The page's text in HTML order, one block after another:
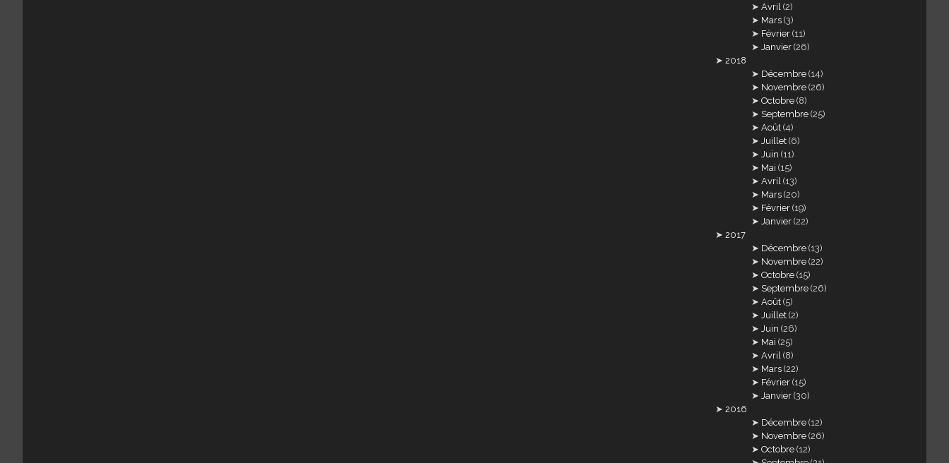
Avril (2)
Mars (3)
Février (11)
Janvier (26)
2018
Décembre (14)
Novembre (26)
Octobre (8)
Septembre (25)
Août (4)
Juillet (6)
Juin (11)
Mai (15)
Avril (13)
Mars (20)
Février (19)
Janvier (22)
2017
Décembre (13)
Novembre (22)
Octobre (15)
Septembre (26)
Août (5)
Juillet (2)
Juin (26)
Mai (25)
Avril (8)
Mars (22)
Février (15)
Janvier (30)
2016
Décembre (12)
Novembre (26)
Octobre (12)